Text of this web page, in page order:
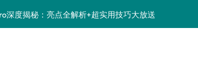
深度揭秘：亮点全解析+超实用技巧大放送
袭！小屏旗舰，亮点速览超带感！